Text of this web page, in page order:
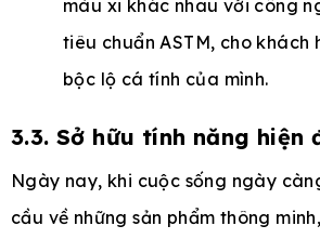
màu xi khác nhau với công
tiêu chuẩn ASTM, cho khách
bộc lộ cá tính của mình.
3.3. Sở hữu tính năng hiện
Ngày nay, khi cuộc sống ngày
cầu về những sản phẩm thông